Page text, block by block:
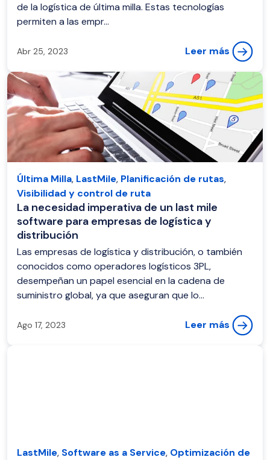
de la logística de última milla. Estas tecnologías
permiten a las empr...
Abr 25, 2023 Leer más
Última Milla, LastMile, Planificación de rutas,
Visibilidad y control de ruta
La necesidad imperativa de un last mile
software para empresas de logística y
distribución
Las empresas de logística y distribución, o también
conocidos como operadores logísticos 3PL,
desempeñan un papel esencial en la cadena de
suministro global, ya que aseguran que lo...
Ago 17, 2023 Leer más
LastMile, Software as a Service, Optimización de